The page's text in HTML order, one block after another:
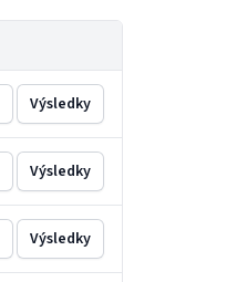
Výsledky
Výsledky
Výsledky